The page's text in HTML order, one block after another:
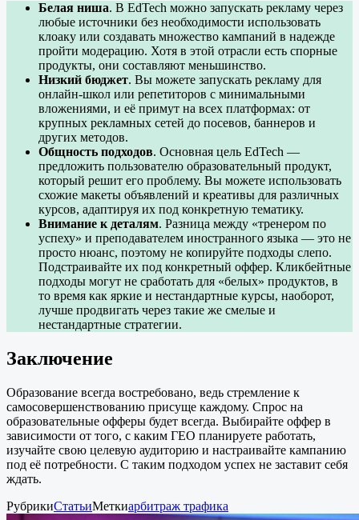
Белая ниша. В EdTech можно запускать рекламу через
любые источники без необходимости использовать
клоаку или создавать множество кампаний в надежде
пройти модерацию. Хотя в этой отрасли есть спорные
продукты, они составляют меньшинство.
Низкий бюджет. Вы можете запускать рекламу для
онлайн-школ или репетиторов с минимальными
вложениями, и её примут на всех платформах: от
крупных рекламных сетей до посевов, баннеров и
других методов.
Общность подходов. Основная цель EdTech —
предложить пользователю образовательный продукт,
который решит его проблему. Вы можете использовать
схожие макеты объявлений и креативы для различных
курсов, адаптируя их под конкретную тематику.
Внимание к деталям. Разница между «тренером по
успеху» и преподавателем иностранного языка — это не
просто нюанс, поэтому не копируйте подходы слепо.
Подстраивайте их под конкретный оффер. Кликбейтные
подходы могут не сработать для «белых» продуктов, в
то время как яркие и нестандартные курсы, наоборот,
лучше продвигать через такие же смелые и
нестандартные стратегии.
Заключение
Образование всегда востребовано, ведь стремление к
самосовершенствованию присуще каждому. Спрос на
образовательные офферы будет всегда. Выбирайте оффер в
зависимости от того, с каким ГЕО планируете работать,
изучайте свою целевую аудиторию и настраивайте кампанию
под её потребности. С таким подходом успех не заставит себя
ждать.
РубрикиСтатьиМеткиарбитраж трафика